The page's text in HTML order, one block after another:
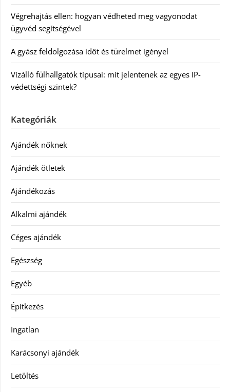
Végrehajtás ellen: hogyan védheted meg vagyonodat
ügyvéd segítségével
A gyász feldolgozása időt és türelmet igényel
Vízálló fülhallgatók típusai: mit jelentenek az egyes IP-
védettségi szintek?
Kategóriák
Ajándék nőknek
Ajándék ötletek
Ajándékozás
Alkalmi ajándék
Céges ajándék
Egészség
Egyéb
Építkezés
Ingatlan
Karácsonyi ajándék
Letöltés